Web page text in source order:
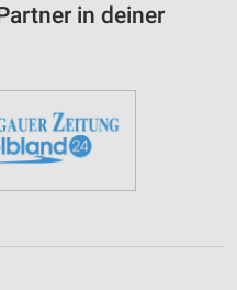
in deiner